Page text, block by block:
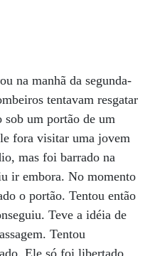
na manhã da segunda-
tentavam resgatar
sob um portão de um
fora visitar uma jovem
mas foi barrado na
ir embora. No momento
o portão. Tentou então
Teve a idéia de
Tentou
Ele só foi libertado